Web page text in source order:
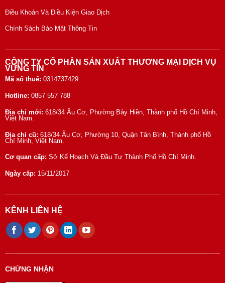
Điều Khoản Và Điều Kiện Giao Dịch
Chính Sách Bảo Mật Thông Tin
CÔNG TY CỔ PHẦN SẢN XUẤT THƯƠNG MẠI DỊCH VỤ
VỮNG TÍN
Mã số thuế: 0314737429
Hotline: 0857 557 788
Địa chỉ mới: 618/34 Âu Cơ, Phường Bảy Hiền, Thành phố Hồ Chí Minh,
Việt Nam.
Địa chỉ cũ: 618/34 Âu Cơ, Phường 10, Quận Tân Bình, Thành phố Hồ
Chí Minh, Việt Nam.
Cơ quan cấp: Sở Kế Hoạch Và Đầu Tư Thành Phố Hồ Chí Minh.
Ngày cấp: 15/11/2017
KÊNH LIÊN HỆ
CHỨNG NHẬN